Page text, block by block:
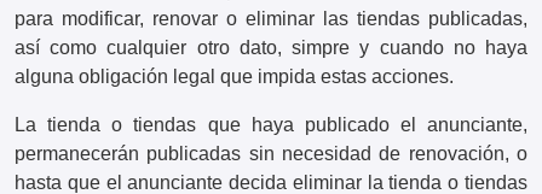
para modificar, renovar o eliminar las tiendas publicadas,
así como cualquier otro dato, simpre y cuando no haya
alguna obligación legal que impida estas acciones.
La tienda o tiendas que haya publicado el anunciante,
permanecerán publicadas sin necesidad de renovación, o
hasta que el anunciante decida eliminar la tienda o tiendas